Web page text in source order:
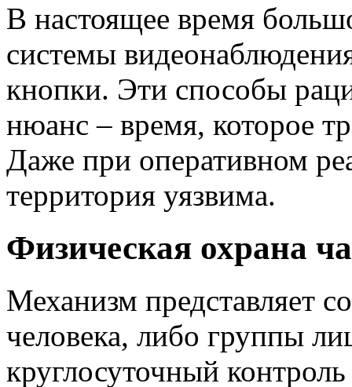
В настоящее время
системы
кнопки. Эти способы
нюанс – время, которое
Даже при оперативном
территория уязвима.
Физическая охрана
Механизм представляет
человека, либо группы
круглосуточный